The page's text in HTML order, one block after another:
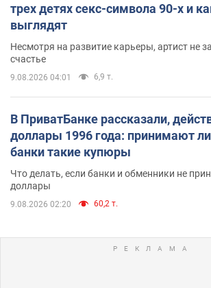
трех детях секс-символа 90-х и
выглядят
Несмотря на развитие карьеры, артист не
счастье
9.08.2026 04:01 6,9 т.
В ПриватБанке рассказали,
доллары 1996 года: принимают
банки такие купюры
Что делать, если банки и обменники не
доллары
9.08.2026 02:20 60,2 т.